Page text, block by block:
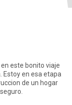
este bonito viaje
Estoy en esa etapa
de un hogar